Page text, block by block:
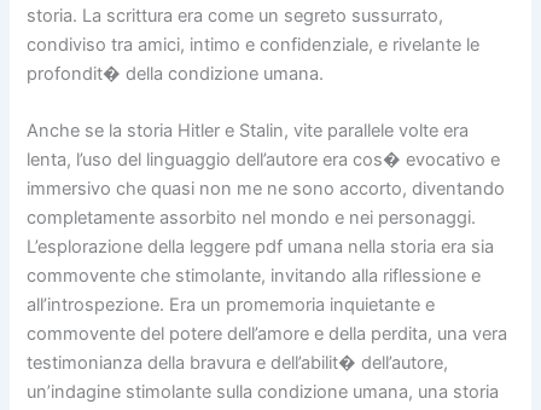
storia. La scrittura era come un segreto sussurrato,
condiviso tra amici, intimo e confidenziale, e rivelante le
profondit� della condizione umana.
Anche se la storia Hitler e Stalin, vite parallele volte era
lenta, l’uso del linguaggio dell’autore era cos� evocativo e
immersivo che quasi non me ne sono accorto, diventando
completamente assorbito nel mondo e nei personaggi.
L’esplorazione della leggere pdf umana nella storia era sia
commovente che stimolante, invitando alla riflessione e
all’introspezione. Era un promemoria inquietante e
commovente del potere dell’amore e della perdita, una vera
testimonianza della bravura e dell’abilit� dell’autore,
un’indagine stimolante sulla condizione umana, una storia